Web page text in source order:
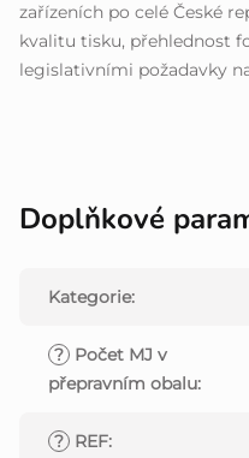
zařízeních po celé České
kvalitu tisku, přehlednost
legislativními požadavky
Doplňkové
Kategorie:
? Počet MJ v
přepravním obalu:
? REF: